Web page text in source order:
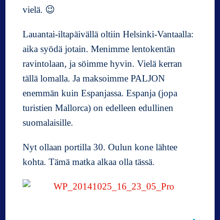
vielä. 😉
Lauantai-iltapäivällä oltiin Helsinki-Vantaalla:
aika syödä jotain. Menimme lentokentän
ravintolaan, ja söimme hyvin. Vielä kerran
tällä lomalla. Ja maksoimme PALJON
enemmän kuin Espanjassa. Espanja (jopa
turistien Mallorca) on edelleen edullinen
suomalaisille.
Nyt ollaan portilla 30. Oulun kone lähtee
kohta. Tämä matka alkaa olla tässä.